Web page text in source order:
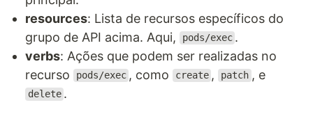
resources: Lista de recursos específicos do
grupo de API acima. Aqui,
pods/exec .
verbs: Ações que podem ser realizadas no
recurso
pods/exec , como create , patch , e
delete .